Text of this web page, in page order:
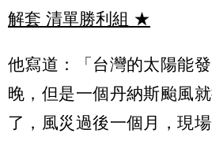
解套 清單勝利組 ★
他寫道：「台灣的太陽能
晚，但是一個丹納斯颱風
了，風災過後一個月，現